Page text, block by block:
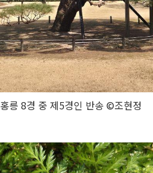
홍릉 8경 중 제5경인 반송 ©조현정